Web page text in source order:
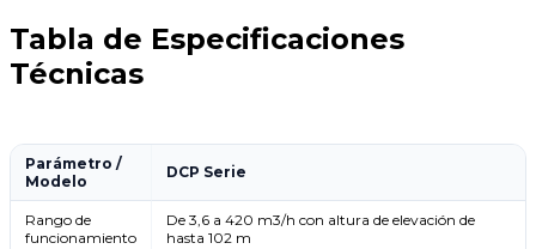
Tabla de Especificaciones
Técnicas
Parámetro /
Modelo
DCP Serie
Rango de
funcionamiento
De 3,6 a 420 m3/h con altura de elevación de
hasta 102 m